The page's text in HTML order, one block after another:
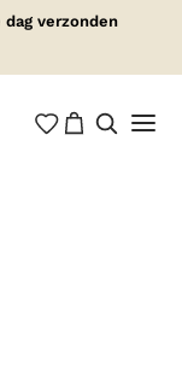
verzonden